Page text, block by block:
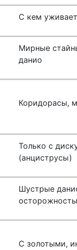
С кем
Мирные
данио
Коридорасы,
Только с
(анциструсы)
Шустрые
С золотыми,